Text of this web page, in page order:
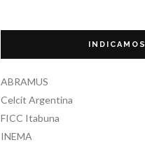
INDICAMOS
ABRAMUS
Celcit Argentina
FICC Itabuna
INEMA